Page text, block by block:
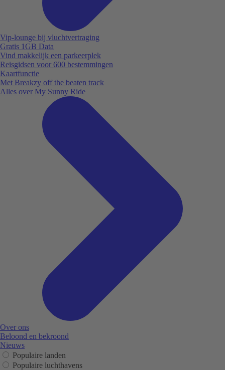
Vip-lounge bij vluchtvertraging
Gratis 1GB Data
Vind makkelijk een parkeerplek
Reisgidsen voor 600 bestemmingen
Kaartfunctie
Met Breakzy off the beaten track
Alles over My Sunny Ride
Over ons
Beloond en bekroond
Nieuws
Populaire landen
Populaire luchthavens